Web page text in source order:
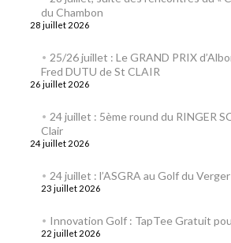
du Chambon
28 juillet 2026
25/26 juillet : Le GRAND PRIX
Fred DUTU de St CLAIR
26 juillet 2026
24 juillet : 5ème round du RINGER
Clair
24 juillet 2026
24 juillet : l’ASGRA au Golf du Verger
23 juillet 2026
Innovation Golf : TapTee Gratuit
22 juillet 2026